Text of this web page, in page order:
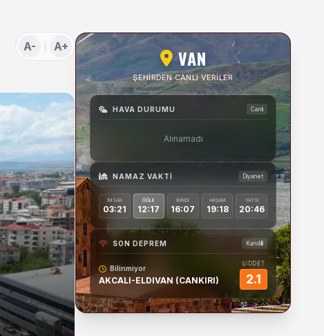
A- A+ VAN
ŞEHIRDEN CANLI VERILER
HAVA DURUMU Canlı
Alınamadı
NAMAZ VAKTI Diyanet
İMSAK
03:21
ÖĞLE
12:17
İKINDI
16:07
AKŞAM
19:18
YATSI
20:46
SON DEPREM Kandilli
Bilinmiyor
AKCALI-ELDIVAN (CANKIRI)
ŞİDDET
2.1